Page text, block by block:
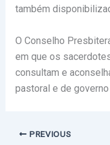
também
O Conselho
em que os
consultam e
pastoral e de
PREVIOUS